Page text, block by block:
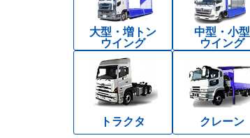
大型・増トン
ウイング
中型・小型
ウイング
トラクタ クレーン